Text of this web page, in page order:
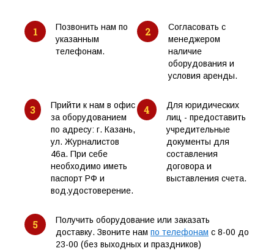
1
Позвонить нам по
указанным
телефонам.
2
Согласовать с
менеджером
наличие
оборудования и
условия аренды.
3
Прийти к нам в офис
за оборудованием
по адресу: г. Казань,
ул. Журналистов
46а. При себе
необходимо иметь
паспорт РФ и
вод.удостоверение.
4
Для юридических
лиц - предоставить
учредительные
документы для
составления
договора и
выставления счета.
5
Получить оборудование или заказать
доставку. Звоните нам по телефонам с 8-00 до
23-00 (без выходных и праздников)